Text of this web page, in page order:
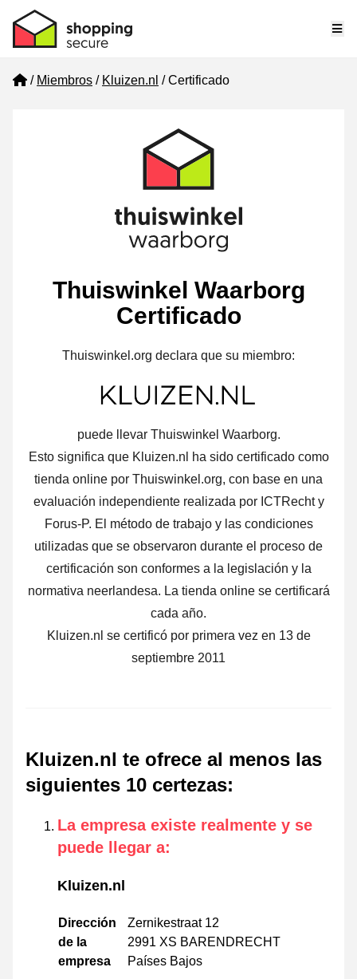
Home
Miembros Kluizen.nl Certificado
Thuiswinkel Waarborg
Certificado
Thuiswinkel.org declara que su miembro:
puede llevar Thuiswinkel Waarborg.
Esto significa que Kluizen.nl ha sido certificado como
tienda online por Thuiswinkel.org, con base en una
evaluación independiente realizada por ICTRecht y
Forus-P. El método de trabajo y las condiciones
utilizadas que se observaron durante el proceso de
certificación son conformes a la legislación y la
normativa neerlandesa. La tienda online se certificará
cada año.
Kluizen.nl se certificó por primera vez en 13 de
septiembre 2011
Kluizen.nl te ofrece al menos las
siguientes 10 certezas:
La empresa existe realmente y se
puede llegar a:
Kluizen.nl
Dirección
de la
empresa
Zernikestraat 12
2991 XS BARENDRECHT
Países Bajos